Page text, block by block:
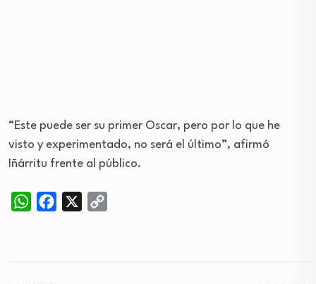
“Este puede ser su primer Oscar, pero por lo que he
visto y experimentado, no será el último”, afirmó
Iñárritu frente al público.
WhatsAppFacebook